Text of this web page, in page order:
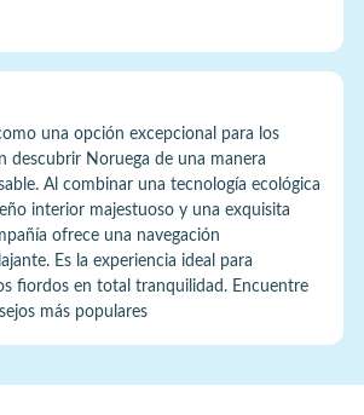
una opción excepcional para los
descubrir Noruega de una manera
Al combinar una tecnología ecológica
interior majestuoso y una exquisita
ofrece una navegación
Es la experiencia ideal para
fiordos en total tranquilidad. Encuentre
más populares